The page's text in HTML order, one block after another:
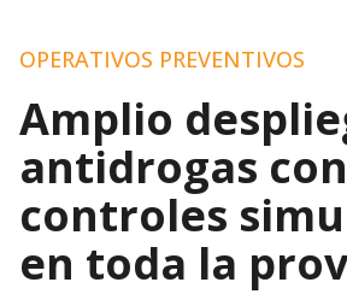
OPERATIVOS PREVENTIVOS
Amplio
antidrogas con
controles
en toda la